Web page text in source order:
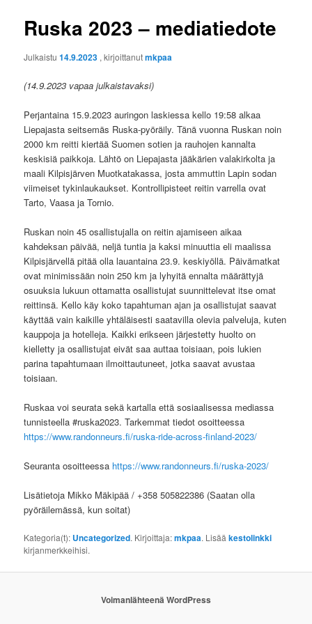
Ruska 2023 – mediatiedote
Julkaistu14.9.2023 , kirjoittanutmkpaa
(14.9.2023 vapaa julkaistavaksi)
Perjantaina 15.9.2023 auringon laskiessa kello 19:58 alkaa
Liepajasta seitsemäs Ruska-pyöräily. Tänä vuonna Ruskan noin
2000 km reitti kiertää Suomen sotien ja rauhojen kannalta
keskisiä paikkoja. Lähtö on Liepajasta jääkärien valakirkolta ja
maali Kilpisjärven Muotkatakassa, josta ammuttin Lapin sodan
viimeiset tykinlaukaukset. Kontrollipisteet reitin varrella ovat
Tarto, Vaasa ja Tornio.
Ruskan noin 45 osallistujalla on reitin ajamiseen aikaa
kahdeksan päivää, neljä tuntia ja kaksi minuuttia eli maalissa
Kilpisjärvellä pitää olla lauantaina 23.9. keskiyöllä. Päivämatkat
ovat minimissään noin 250 km ja lyhyitä ennalta määrättyjä
osuuksia lukuun ottamatta osallistujat suunnittelevat itse omat
reittinsä. Kello käy koko tapahtuman ajan ja osallistujat saavat
käyttää vain kaikille yhtäläisesti saatavilla olevia palveluja, kuten
kauppoja ja hotelleja. Kaikki erikseen järjestetty huolto on
kielletty ja osallistujat eivät saa auttaa toisiaan, pois lukien
parina tapahtumaan ilmoittautuneet, jotka saavat avustaa
toisiaan.
Ruskaa voi seurata sekä kartalla että sosiaalisessa mediassa
tunnisteella #ruska2023. Tarkemmat tiedot osoitteessa
https://www.randonneurs.fi/ruska-ride-across-finland-2023/
Seuranta osoitteessa https://www.randonneurs.fi/ruska-2023/
Lisätietoja Mikko Mäkipää / +358 505822386 (Saatan olla
pyöräilemässä, kun soitat)
Kategoria(t): Uncategorized. Kirjoittaja:mkpaa. Lisääkestolinkki
kirjanmerkkeihisi.
Voimanlähteenä WordPress